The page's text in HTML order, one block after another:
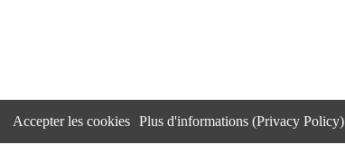
Accepter les cookies Plus d'informations (Privacy Policy)